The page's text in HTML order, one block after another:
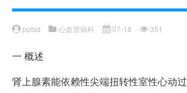
pptsd 心血管病科 07-18 351
一 概述
肾上腺素能依赖性尖端扭转性室性心动过